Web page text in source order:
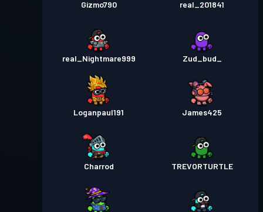
Gizmo790 real_201841
real_Nightmare999 Zud_bud_
Loganpaul191 James425
Charrod TREVORTURTLE